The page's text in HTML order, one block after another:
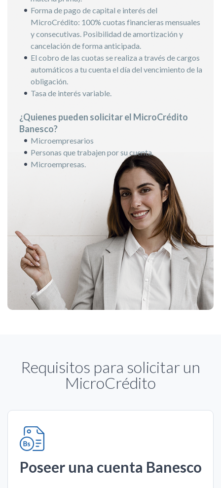
Forma de pago de capital e interés del
MicroCrédito: 100% cuotas financieras mensuales
y consecutivas. Posibilidad de amortización y
cancelación de forma anticipada.
El cobro de las cuotas se realiza a través de cargos
automáticos a tu cuenta el día del vencimiento de la
obligación.
Tasa de interés variable.
¿Quienes pueden solicitar el MicroCrédito
Banesco?
Microempresarios
Personas que trabajen por su cuenta.
Microempresas.
Requisitos para solicitar un
MicroCrédito
Poseer una cuenta Banesco